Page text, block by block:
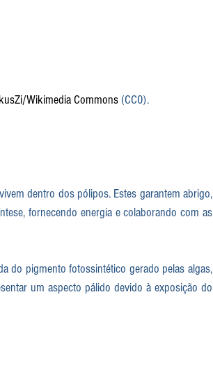
Wikimedia Commons (CC0).
dentro dos pólipos. Estes garantem abrigo,
fornecendo energia e colaborando com as
do pigmento fotossintético gerado pelas algas,
um aspecto pálido devido à exposição do